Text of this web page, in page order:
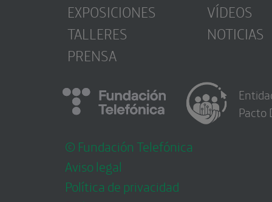
EXPOSICIONES
TALLERES
PRENSA
VÍDEOS
NOTICIAS
© Fundación Telefónica
Aviso legal
Política de privacidad
Pacto